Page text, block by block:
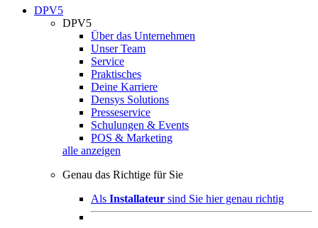
DPV5
DPV5
Über das Unternehmen
Unser Team
Service
Praktisches
Deine Karriere
Densys Solutions
Presseservice
Schulungen & Events
POS & Marketing
alle anzeigen
Genau das Richtige für Sie
Als Installateur sind Sie hier genau richtig